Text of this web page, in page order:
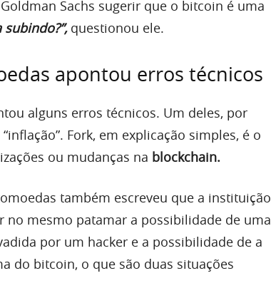
Sachs sugerir que o bitcoin é uma
questionou ele.
apontou erros técnicos
alguns erros técnicos. Um deles, por
Fork, em explicação simples, é o
ou mudanças na blockchain.
também escreveu que a instituição
no mesmo patamar a possibilidade de uma
por um hacker e a possibilidade de a
do bitcoin, o que são duas situações